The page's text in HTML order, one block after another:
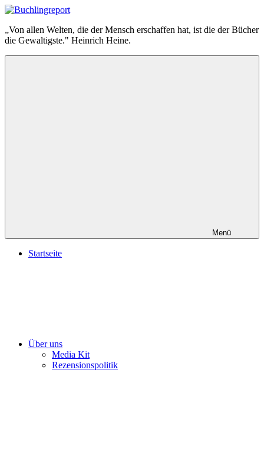
Zum
springen
Buchlingreport
„Von allen Welten, die der Mensch erschaffen hat, ist die der Bücher
die Gewaltigste." Heinrich Heine.
Menü
Startseite
Über uns
Media Kit
Rezensionspolitik